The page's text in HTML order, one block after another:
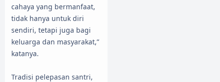
cahaya yang bermanfaat,
tidak hanya untuk diri
sendiri, tetapi juga bagi
keluarga dan masyarakat,”
katanya.
Tradisi pelepasan santri,